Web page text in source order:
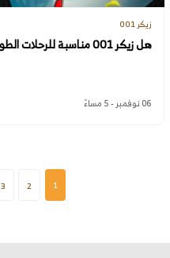
زيكر 001
هل زيكر 001 مناسبة للرحلات الطويلة أم لا؟
06 نوفمبر - 5 مساءً
1
2
3